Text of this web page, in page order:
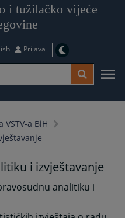
i tužilačko vijeće
Prijava
a BiH
i izvještavanje
analitiku i